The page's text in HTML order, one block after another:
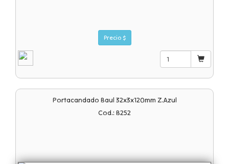
Precio $
Portacandado Baul 32x3x120mm Z.azul
Cod.: B252